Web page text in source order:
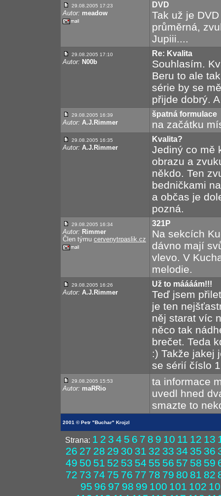
29.08.2005 17:23
Autor: meadow
DVD
Tak už je
průměrná,
Jupiii....
29.08.2005 17:10
Autor: N00b
Re: Kvalita
Souhlasím.
Beru to ale
série by se
přijde dobrý.
29.08.2005 16:39
Autor: A.J.Rimmer
špatná formulace
na začátku
29.08.2005 16:35
Autor: A.J.Rimmer
Kvalita?
Jediný co mě
obrazu a
někdo. Ten
bedničkami
a občas je
pozná.
29.08.2005 16:34
Autor: Rimmer
Člen týmu cervenytrpaslik.cz
321P
Na sekcích
dávno mají
vlevo. V
melodie.
29.08.2005 16:26
Autor: A.J.Rimmer
Už to máááám!!!
Teď jsem
je ten
něj starat víc
něco tak
brečet. Teda
:) Takže jakej
se sérií číslo
29.08.2005 15:53
Autor: maRRio
ta informace
uvedl hned
smazte to
2001 © Petr "Buchar" Krojzl
Strana: 1 2 3 4 5 6 7 8 9 10 11 12 13
26 27 28 29 30 31 32 33 34 35 36
49 50 51 52 53 54 55 56 57 58 59
72 73 74 75 76 77 78 79 80 81 82
95 96 97 98 99 100 101 102